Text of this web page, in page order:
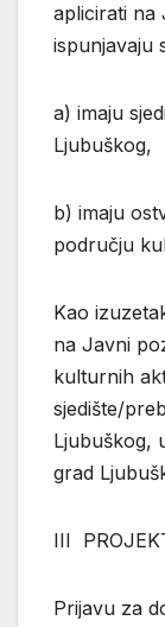
aplicirati na
ispunjavaju
a) imaju
Ljubuškog,
b) imaju
području
Kao
na Javni
kulturnih
sjedište/
Ljubuškog,
grad
III
Prijavu za